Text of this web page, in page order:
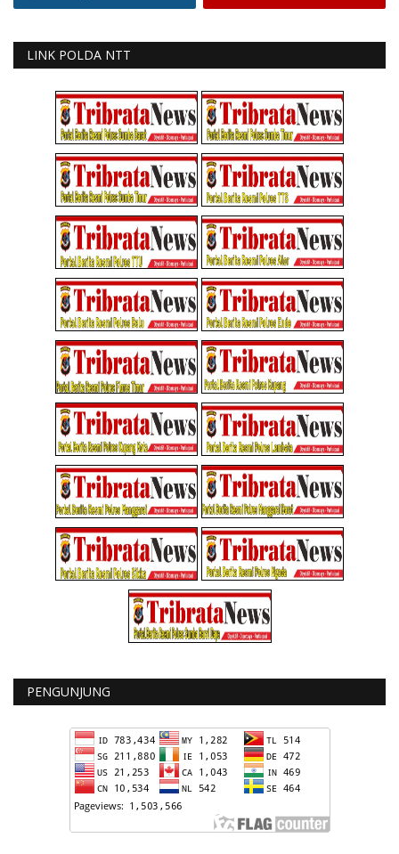
LINK POLDA NTT
PENGUNJUNG